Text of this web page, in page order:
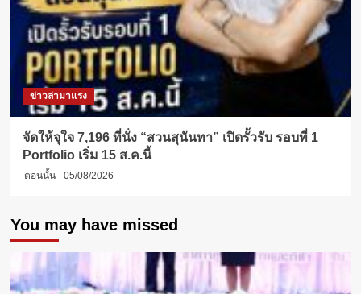
ข่าวล่ามาแรง
จัดให้จุใจ 7,196 ที่นั่ง “สวนสุนันทา” เปิดรั้วรับ รอบที่ 1
Portfolio เริ่ม 15 ส.ค.นี้
ตอนนั้น 05/08/2026
You may have missed